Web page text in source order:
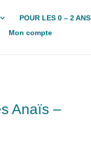
POUR LES 0 – 2 ANS
Mon compte
Anaïs –